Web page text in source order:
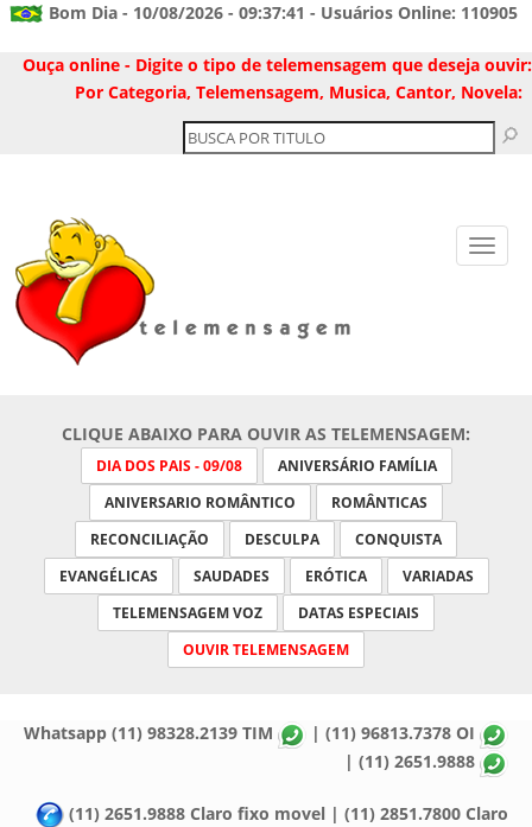
Bom Dia - 10/08/2026 - 09:37:41 - Usuários Online: 110905
Ouça online - Digite o tipo de telemensagem que deseja ouvir:
Por Categoria, Telemensagem, Musica, Cantor, Novela:
CLIQUE ABAIXO PARA OUVIR AS TELEMENSAGEM:
DIA DOS PAIS - 09/08
ANIVERSÁRIO FAMÍLIA
ANIVERSARIO ROMÂNTICO
ROMÂNTICAS
RECONCILIAÇÃO
DESCULPA
CONQUISTA
EVANGÉLICAS
SAUDADES ERÓTICA
VARIADAS
TELEMENSAGEM VOZ
DATAS ESPECIAIS
OUVIR TELEMENSAGEM
Whatsapp (11) 98328.2139 TIM
| (11) 96813.7378 OI
| (11) 2651.9888
(11) 2651.9888 Claro fixo movel | (11) 2851.7800 Claro